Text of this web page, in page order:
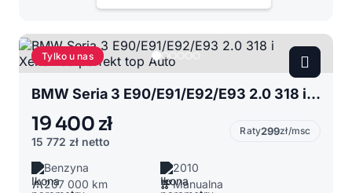
Tylko u nas
BMW Seria 3 E90/E91/E92/E93 2.0 318 i Xenonled perfekt top Auto
19 400 zł
15 772 zł netto
Raty299zł/msc
Benzyna
2010
207 000 km
Manualna